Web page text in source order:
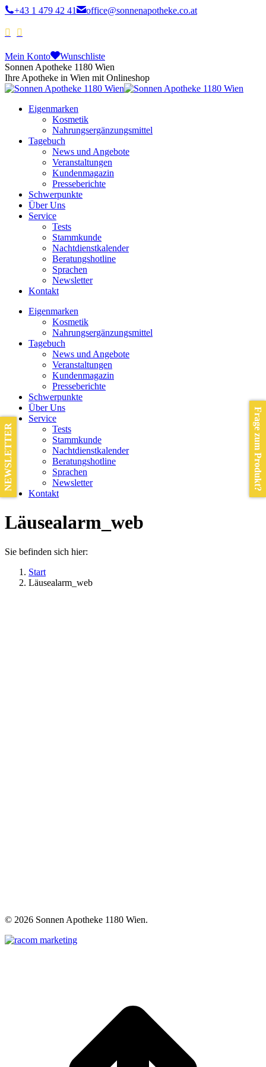
+43 1 479 42 41 office@sonnenapotheke.co.at
Mein Konto
Wunschliste
Sonnen Apotheke 1180 Wien
Ihre Apotheke in Wien mit Onlineshop
Eigenmarken
Kosmetik
Nahrungsergänzungsmittel
Tagebuch
News und Angebote
Veranstaltungen
Kundenmagazin
Presseberichte
Schwerpunkte
Über Uns
Service
Tests
Stammkunde
Nachtdienstkalender
Beratungshotline
Sprachen
Newsletter
Kontakt
Eigenmarken
Kosmetik
Nahrungsergänzungsmittel
Tagebuch
News und Angebote
Veranstaltungen
Kundenmagazin
Presseberichte
Schwerpunkte
Über Uns
Service
Tests
Stammkunde
Nachtdienstkalender
Beratungshotline
Sprachen
Newsletter
Kontakt
Läusealarm_web
Sie befinden sich hier:
Start
Läusealarm_web
© 2026 Sonnen Apotheke 1180 Wien.
Frage zum Produkt?
NEWSLETTER